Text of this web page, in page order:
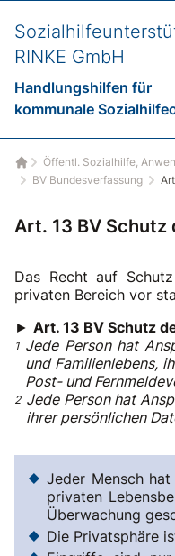
RINKE GmbH
Handlungshilfen für
kommunale
Startseite
Öffentl. Sozialhilfe,
BV Bundesverfassung
Art. 13 BV Schutz
Das Recht auf
privaten Bereich vor
► Art. 13 BV Schutz
Jede Person hat
und Familienlebens,
Post- und
Jede Person hat
ihrer persönlichen
Jeder Mensch
privaten
Überwachung
Die Privatsphäre